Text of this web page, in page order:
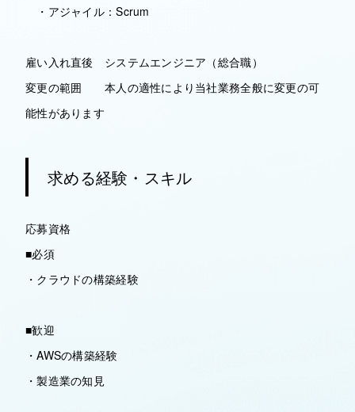
・アジャイル：Scrum
雇い入れ直後 システムエンジニア（総合職）
変更の範囲 本人の適性により当社業務全般に変更の可
能性があります
求める経験・スキル
応募資格
■必須
・クラウドの構築経験
■歓迎
・AWSの構築経験
・製造業の知見